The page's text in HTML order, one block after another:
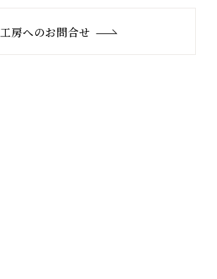
工房へのお問合せ